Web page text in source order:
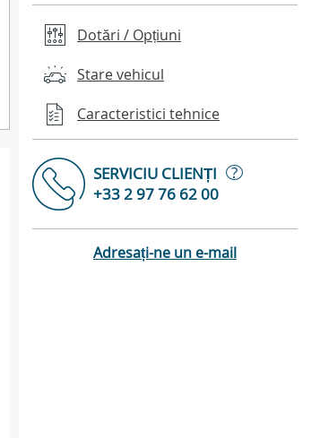
Dotări / Opțiuni
Stare vehicul
Caracteristici tehnice
SERVICIU CLIENȚI
?
+33 2 97 76 62 00
Adresați-ne un e-mail